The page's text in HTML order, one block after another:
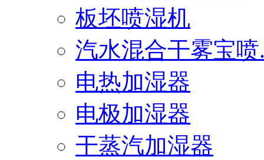
板坯喷湿机
汽水混合干雾宝喷
电热加湿器
电极加湿器
干蒸汽加湿器